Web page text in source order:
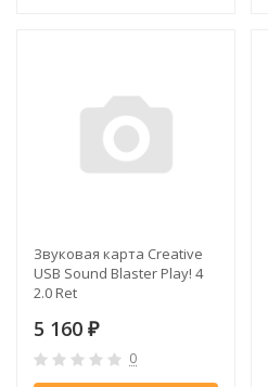
Звуковая карта Creative
USB Sound Blaster Play! 4
2.0 Ret
5 160 ₽
0